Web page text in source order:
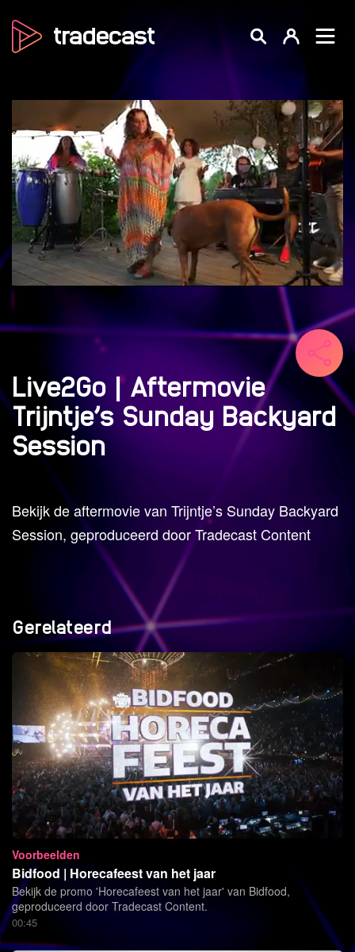
Live2Go | Aftermovie
Trijntje’s Sunday Backyard
Session
Bekijk de aftermovie van Trijntje’s Sunday Backyard
Session, geproduceerd door Tradecast Content
Gerelateerd
Voorbeelden
Bidfood | Horecafeest van het jaar
Bekijk de promo 'Horecafeest van het jaar' van Bidfood,
geproduceerd door Tradecast Content.
00:45